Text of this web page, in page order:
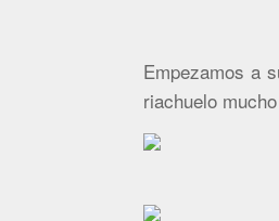
Empezamos a
riachuelo